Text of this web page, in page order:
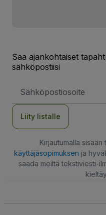
Saa ajankohtaiset
sähköpostiisi
Liity listalle
Kirjautumalla
käyttäjäsopimuksen ja
saada meiltä tekstiviesti-